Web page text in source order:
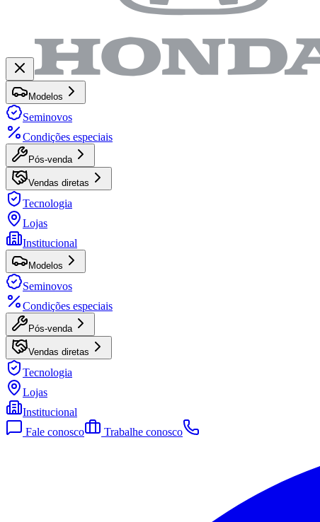
Modelos
Seminovos
Condições especiais
Pós-venda
Vendas diretas
Tecnologia
Lojas
Institucional
Modelos
Seminovos
Condições especiais
Pós-venda
Vendas diretas
Tecnologia
Lojas
Institucional
Fale conosco
Trabalhe conosco